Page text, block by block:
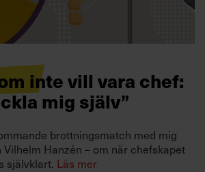
för
inte vill vara chef:
mig själv”
brottningsmatch med mig
Vilhelm Hanzén – om när chefskapet
självklart. Läs mer